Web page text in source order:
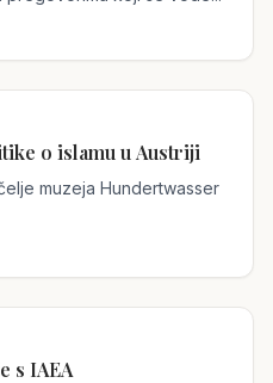
o islamu u Austriji
muzeja Hundertwasser
s IAEA